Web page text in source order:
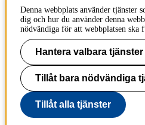
Jobba på KTH
Press och media
Faktura och betalning KTH
Om KTH:s webbplatser
Tillgänglighetsredogörelse
Denna webbplats använder tjänster
dig och hur du använder denna
nödvändiga för att webbplatsen ska
Hantera valbara tjänster
Tillåt bara nödvändiga
Tillåt alla tjänster